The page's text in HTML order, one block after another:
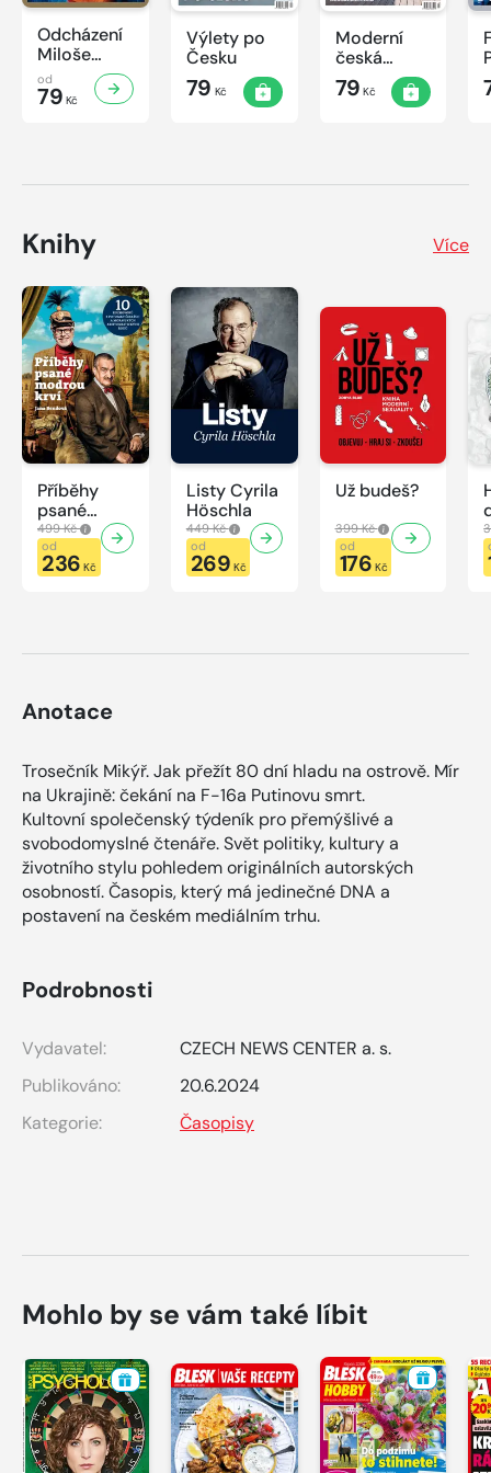
Odcházení
Miloše
Zemana
od
79 Kč
Výlety po
Česku
79 Kč
Moderní
česká
architektura
79 Kč
Knihy Více
Příběhy
psané
modrou
krví
499 Kč
od
236 Kč
Listy Cyrila
Höschla
449 Kč
od
269 Kč
Už budeš?
399 Kč
od
176 Kč
Anotace
Trosečník Mikýř. Jak přežít 80 dní hladu na ostrově. Mír
na Ukrajině: čekání na F-16a Putinovu smrt.
Kultovní společenský týdeník pro přemýšlivé a
svobodomyslné čtenáře. Svět politiky, kultury a
životního stylu pohledem originálních autorských
osobností. Časopis, který má jedinečné DNA a
postavení na českém mediálním trhu.
Podrobnosti
Vydavatel:
CZECH NEWS CENTER a. s.
Publikováno:
20.6.2024
Kategorie:
Časopisy
Mohlo by se vám také líbit